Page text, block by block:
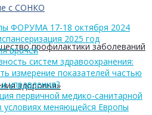
с СОНКО
профилактики заболеваний
здоровья»
ФОРУМА 17-18 октября 2024
2025 год
врачей
систем здравоохранения:
измерение показателей частью
управления?
первичной медико-санитарной
меняющейся Европы